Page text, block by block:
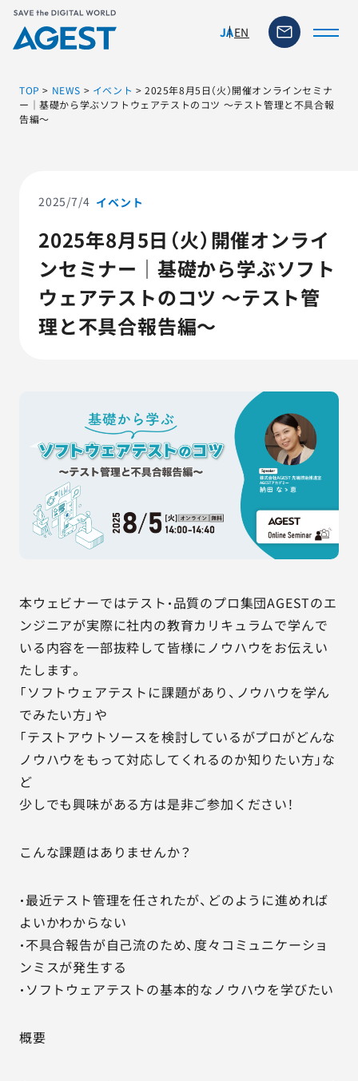
JAEN
脆弱性リスク管理ツール
TFACT (AIテストツール)
ニュース
事例紹介
品質コラム
会社情報
サービス詳細資料 見積・お問い合わせ
サービスお問い合わせ専用番号
（平日9:30〜18:00）
TOP > NEWS > イベント >2025年8月5日（火）開催オンラインセミナ
ー｜基礎から学ぶソフトウェアテストのコツ ～テスト管理と不具合報
告編～
2025/7/4 イベント
2025年8月5日（火）開催オンライ
ンセミナー｜基礎から学ぶソフト
ウェアテストのコツ ～テスト管
理と不具合報告編～
本ウェビナーではテスト・品質のプロ集団AGESTのエ
ンジニアが実際に社内の教育カリキュラムで学んで
いる内容を一部抜粋して皆様にノウハウをお伝えい
たします。
「ソフトウェアテストに課題があり、ノウハウを学ん
でみたい方」や
「テストアウトソースを検討しているがプロがどんな
ノウハウをもって対応してくれるのか知りたい方」な
ど
少しでも興味がある方は是非ご参加ください！
こんな課題はありませんか？
・最近テスト管理を任されたが、どのように進めれば
よいかわからない
・不具合報告が自己流のため、度々コミュニケーショ
ンミスが発生する
・ソフトウェアテストの基本的なノウハウを学びたい
概要